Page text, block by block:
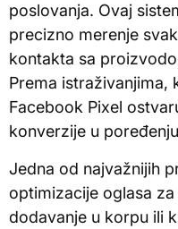
poslovanja. Ovaj
precizno merenje
kontakta sa
Prema istraživanjima,
Facebook Pixel
konverzije u
Jedna od najvažnijih
optimizacije oglasa
dodavanje u korpu ili